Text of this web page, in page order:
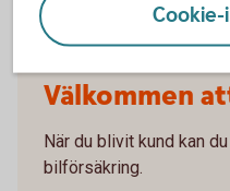
Välkommen
När du blivit kund kan
bilförsäkring.